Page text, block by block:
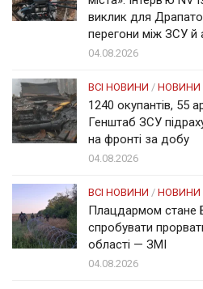
виклик для
перегони між ЗСУ й
04.08.2026
ВСІ НОВИНИ / НОВИНИ
1240 окупантів, 55
Генштаб ЗСУ
на фронті за добу
04.08.2026
ВСІ НОВИНИ / НОВИНИ
Плацдармом стане
спробувати
області — ЗМІ
04.08.2026